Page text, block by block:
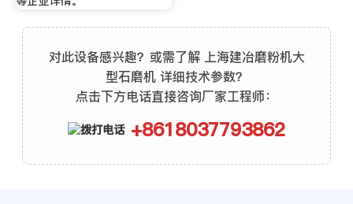
对此设备感兴趣？或需了解 上海建冶磨粉机大
型石磨机 详细技术参数？
点击下方电话直接咨询厂家工程师：
+8618037793862